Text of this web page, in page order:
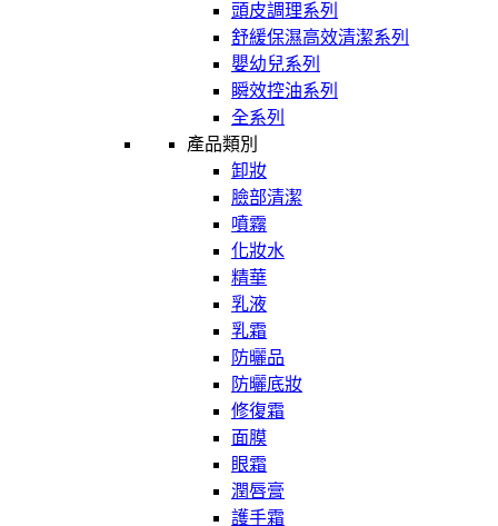
頭皮調理系列
舒緩保濕高效清潔系列
嬰幼兒系列
瞬效控油系列
全系列
產品類別
卸妝
臉部清潔
噴霧
化妝水
精華
乳液
乳霜
防曬品
防曬底妝
修復霜
面膜
眼霜
潤唇膏
護手霜